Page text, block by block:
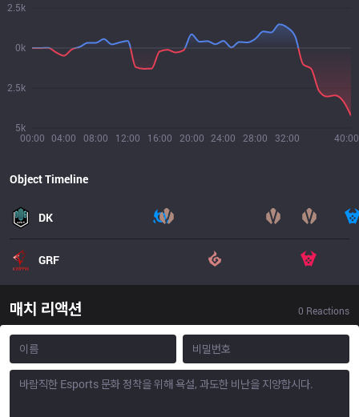
00:00 04:00 08:00 12:00 16:00 20:00 24:00 28:00 32:00 40:00
5k
2.5k
0k
2.5k
Object Timeline
DK
GRF
매치 리액션 0 Reactions